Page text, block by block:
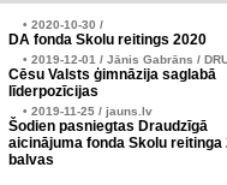
• 2020-10-30 /
DA fonda Skolu reitings 2020
• 2019-12-01 / Jānis Gabrāns /
Cēsu Valsts ģimnāzija saglabā
līderpozīcijas
• 2019-11-25 / jauns.lv
Šodien pasniegtas Draudzīgā
aicinājuma fonda Skolu reitinga
balvas